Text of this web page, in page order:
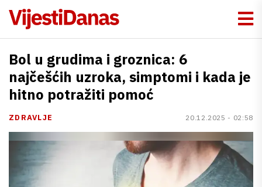
Bol u grudima i groznica: 6
najčešćih uzroka, simptomi i kada je
hitno potražiti pomoć
ZDRAVLJE 20.12.2025 - 02:58